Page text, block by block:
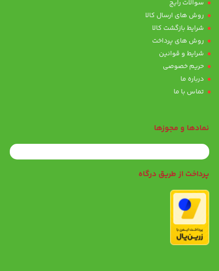
سوالات رایج
روش های ارسال کالا
شرایط بازگشت کالا
روش های پرداخت
شرایط و قوانین
حریم خصوصی
درباره ما
تماس با ما
نمادها و مجوزها
پرداخت از طریق درگاه